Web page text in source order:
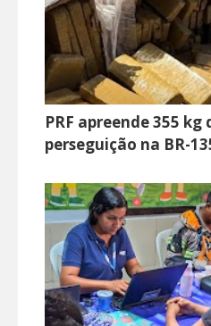
PRF apreende 355
perseguição na BR-